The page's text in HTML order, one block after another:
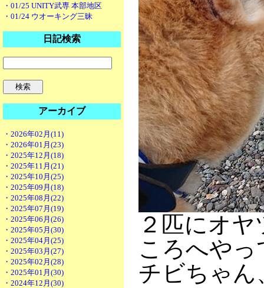
・01/25 UNITY武専 本部地区
・01/24 ウオーキング三昧
日記検索
アーカイブ
・2026年02月(11)
・2026年01月(23)
・2025年12月(18)
・2025年11月(21)
・2025年10月(25)
・2025年09月(18)
・2025年08月(22)
・2025年07月(19)
・2025年06月(26)
・2025年05月(30)
・2025年04月(25)
・2025年03月(27)
・2025年02月(28)
・2025年01月(30)
・2024年12月(30)
２匹にオ
ころへや
チビちゃん